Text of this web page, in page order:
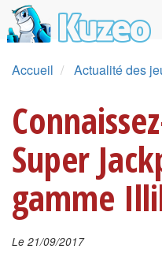
Accueil Actualité des
Super
gamme
Le 21/09/2017